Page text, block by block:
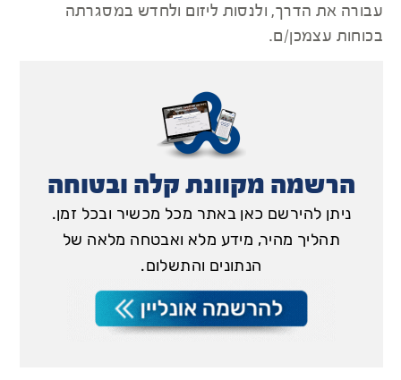
עבורה את הדרך, ולנסות ליזום ולחדש במסגרתה
בכוחות עצמכן/ם.
הרשמה מקוונת קלה ובטוחה
ניתן להירשם כאן באתר מכל מכשיר ובכל זמן.
תהליך מהיר, מידע מלא ואבטחה מלאה של
הנתונים והתשלום.